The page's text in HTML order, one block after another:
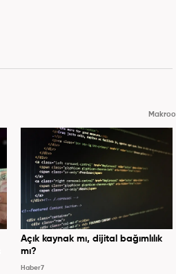
Makroo
Açık kaynak mı, dijital bağımlılık
mı?
Haber7